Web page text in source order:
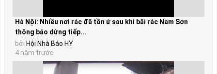
Hà Nội: Nhiều nơi rác đã tồn ứ sau khi bãi rác Nam Sơn
thông báo dừng tiếp...
bởi Hội Nhà Báo HY
4 năm trước